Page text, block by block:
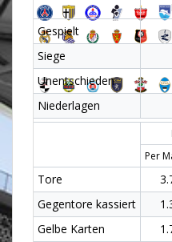
Gespielt
Siege
Unentschieden
Niederlagen
Per
Tore
Gegentore kassiert
Gelbe Karten